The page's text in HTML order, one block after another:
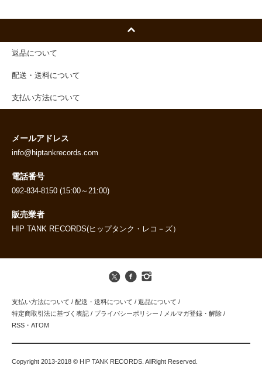
返品について
配送・送料について
支払い方法について
メールアドレス
info@hiptankrecords.com
電話番号
092-834-8150 (15:00～21:00)
販売業者
HIP TANK RECORDS(ヒップタンク・レコ－ズ）
支払い方法について / 配送・送料について / 返品について /
特定商取引法に基づく表記 / プライバシーポリシー / メルマガ登録・解除 /
RSS ・ ATOM
Copyright 2013-2018 © HIP TANK RECORDS. AllRight Reserved.